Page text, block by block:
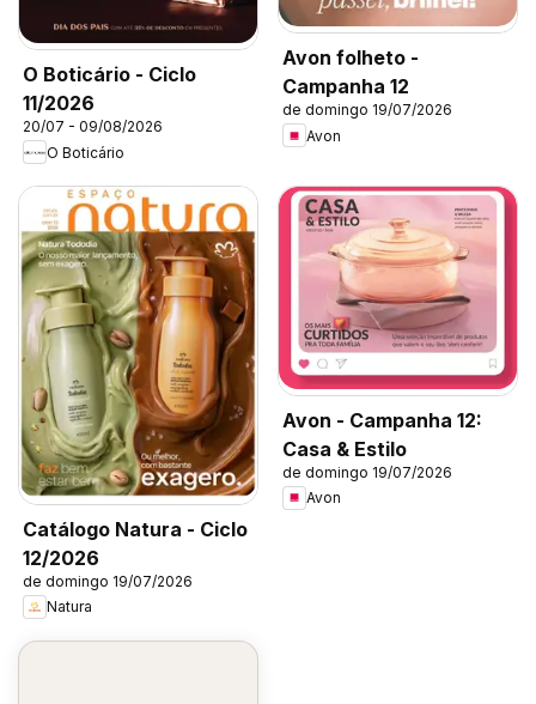
O Boticário - Ciclo
11/2026
20/07 - 09/08/2026
O Boticário
Avon folheto -
Campanha 12
de domingo 19/07/2026
Avon
Catálogo Natura - Ciclo
12/2026
de domingo 19/07/2026
Natura
Avon - Campanha 12:
Casa & Estilo
de domingo 19/07/2026
Avon